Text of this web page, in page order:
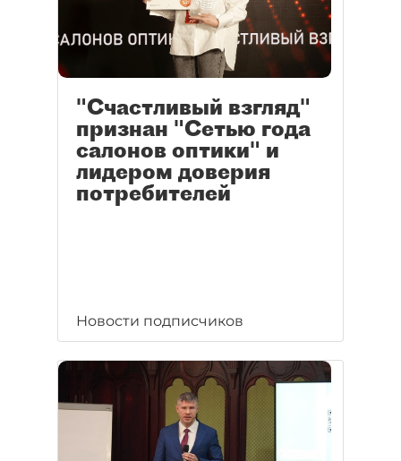
"Счастливый взгляд"
признан "Сетью года
салонов оптики" и
лидером доверия
потребителей
Новости подписчиков